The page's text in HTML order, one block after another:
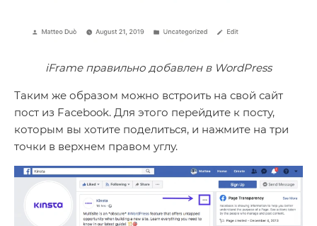
iFrame правильно добавлен в WordPress
Таким же образом можно встроить на свой сайт
пост из Facebook. Для этого перейдите к посту,
которым вы хотите поделиться, и нажмите на три
точки в верхнем правом углу.